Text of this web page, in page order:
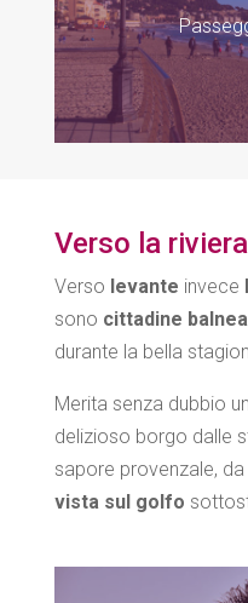
Verso la
Verso levante invece
sono cittadine
durante la bella
Merita senza dubbio
delizioso borgo dalle
sapore provenzale,
vista sul golfo